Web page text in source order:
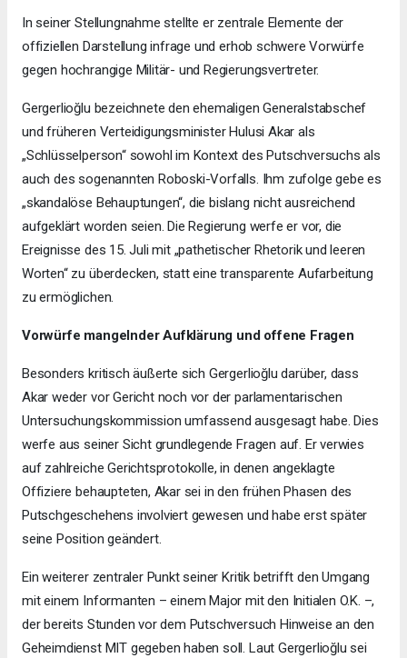
In seiner Stellungnahme stellte er zentrale Elemente der
offiziellen Darstellung infrage und erhob schwere Vorwürfe
gegen hochrangige Militär- und Regierungsvertreter.
Gergerlioğlu bezeichnete den ehemaligen Generalstabschef
und früheren Verteidigungsminister Hulusi Akar als
„Schlüsselperson“ sowohl im Kontext des Putschversuchs als
auch des sogenannten Roboski-Vorfalls. Ihm zufolge gebe es
„skandalöse Behauptungen“, die bislang nicht ausreichend
aufgeklärt worden seien. Die Regierung werfe er vor, die
Ereignisse des 15. Juli mit „pathetischer Rhetorik und leeren
Worten“ zu überdecken, statt eine transparente Aufarbeitung
zu ermöglichen.
Vorwürfe mangelnder Aufklärung und offene Fragen
Besonders kritisch äußerte sich Gergerlioğlu darüber, dass
Akar weder vor Gericht noch vor der parlamentarischen
Untersuchungskommission umfassend ausgesagt habe. Dies
werfe aus seiner Sicht grundlegende Fragen auf. Er verwies
auf zahlreiche Gerichtsprotokolle, in denen angeklagte
Offiziere behaupteten, Akar sei in den frühen Phasen des
Putschgeschehens involviert gewesen und habe erst später
seine Position geändert.
Ein weiterer zentraler Punkt seiner Kritik betrifft den Umgang
mit einem Informanten – einem Major mit den Initialen O.K. –,
der bereits Stunden vor dem Putschversuch Hinweise an den
Geheimdienst MIT gegeben haben soll. Laut Gergerlioğlu sei